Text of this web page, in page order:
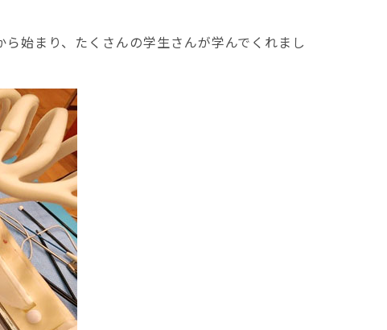
始まり、たくさんの学生さんが学んでくれまし